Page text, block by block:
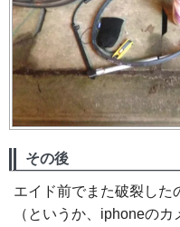
その後
エイド前でまた破裂した
（というか、iphoneの